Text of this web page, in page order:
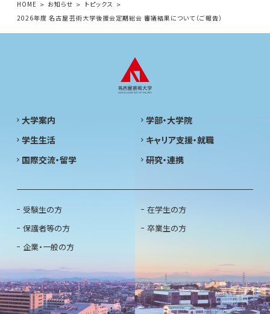
HOME お知らせ
トピックス
2026年度 名古屋芸術大学後援会定期総会 審議結果について（ご報告）
大学案内
学部・大学院
学生生活
キャリア支援・就職
国際交流・留学
研究・連携
受験生の方
在学生の方
保護者等の方
卒業生の方
企業・一般の方